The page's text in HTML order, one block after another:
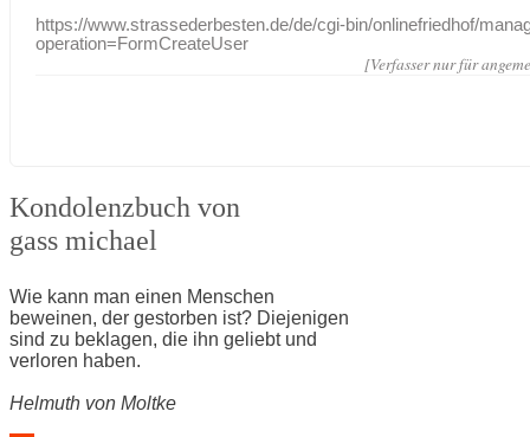
https://www.strassederbesten.de/de/cgi-bin/onlinefriedhof/
operation=FormCreateUser
[Verfasser nur für
Kondolenzbuch von
gass michael
Wie kann man einen Menschen
beweinen, der gestorben ist? Diejenigen
sind zu beklagen, die ihn geliebt und
verloren haben.
Helmuth von Moltke